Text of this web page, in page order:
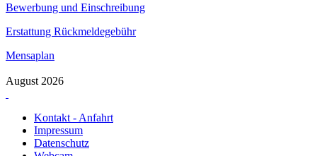
Bewerbung und Einschreibung
Erstattung Rückmeldegebühr
Mensaplan
August 2026
Kontakt - Anfahrt
Impressum
Datenschutz